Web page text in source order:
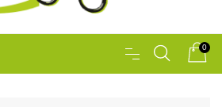
0